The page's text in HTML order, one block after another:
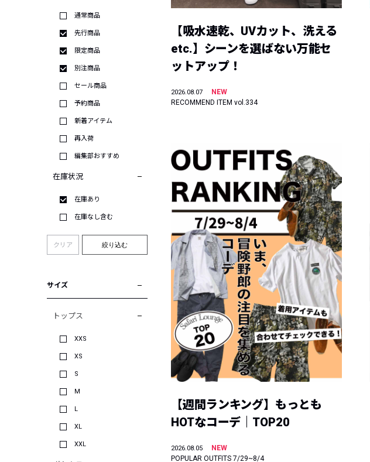
通常商品
先行商品
限定商品
別注商品
セール商品
予約商品
新着アイテム
再入荷
編集部おすすめ
在庫状況
在庫あり
在庫なし含む
クリア 絞り込む
サイズ
トップス
XXS
XS
S
M
L
XL
XXL
【吸水速乾、UVカット、洗える
etc.】シーンを選ばない万能セ
ットアップ！
2026.08.07
NEW
RECOMMEND ITEM vol.334
【週間ランキング】もっとも
HOTなコーデ｜TOP20
2026.08.05
NEW
POPULAR OUTFITS 7/29~8/4